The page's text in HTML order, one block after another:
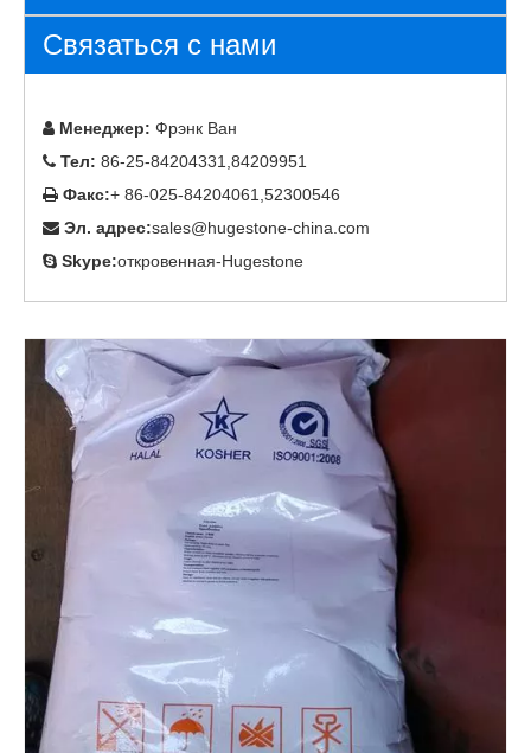
Связаться с нами
 Менеджер: Фрэнк Ван
 Тел: 86-25-84204331,84209951
 Факс:+ 86-025-84204061,52300546
 Эл. адрес:sales@hugestone-china.com
 Skype:откровенная-Hugestone